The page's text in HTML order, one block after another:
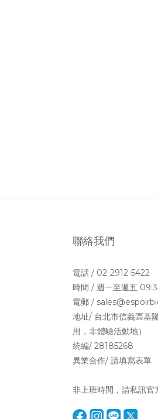
聯絡我們
電話 / 02-2912-5422
時間 / 週一至週五
電郵 /
地址/ 台北市信義區基
用，非體驗活動地）
統編/ 28185268
異業合作/ 請填寫表單
非上班時間，請私訊官